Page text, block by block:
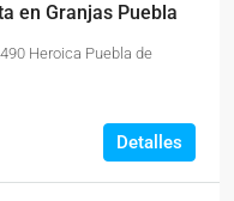
en Granjas Puebla
Heroica Puebla de
Detalles